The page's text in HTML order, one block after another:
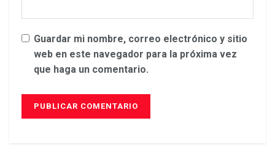
Guardar mi nombre, correo electrónico y sitio
web en este navegador para la próxima vez
que haga un comentario.